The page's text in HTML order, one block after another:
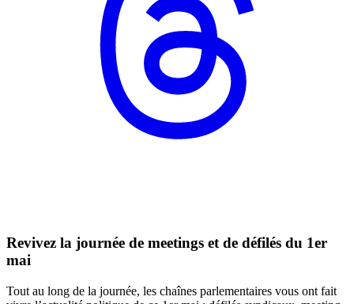
Revivez la journée de meetings et de défilés du 1er
mai
Tout au long de la journée, les chaînes parlementaires vous ont fait